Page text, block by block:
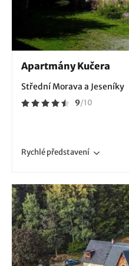
Apartmány Kučera
Střední Morava a Jeseníky
9/10
Rychlépředstavení